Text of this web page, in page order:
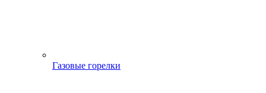
Газовые горелки